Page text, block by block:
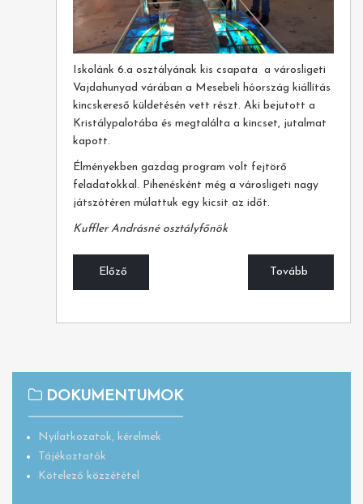
Iskolánk 6.a osztályának kis csapata a városligeti
Vajdahunyad várában a Mesebeli hóország kiállítás
kincskereső küldetésén vett részt. Aki bejutott a
Kristálypalotába és megtalálta a kincset, jutalmat
kapott.
Élményekben gazdag program volt fejtörő
feladatokkal. Pihenésként még a városligeti nagy
játszótéren múlattuk egy kicsit az időt.
Kuffler Andrásné osztályfőnök
Előző Tovább
DOKUMENTUMOK
Nyilatkozatok, kérelmek
Tájékoztatók
Kötelező közzététel